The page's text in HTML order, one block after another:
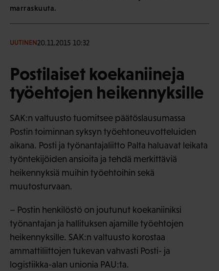
marraskuuta.
UUTINEN20.11.2015 10:32
Postilaiset koekaniineja
työehtojen heikennyksille
SAK:n valtuusto tuomitsee päätöslausumassa
Postin toiminnan syksyn työehtoneuvotteluiden
aikana. Posti ja työnantajaliitto Palta haluavat leikata
työntekijöiden ansioita ja tehdä merkittäviä
heikennyksiä muihin työehtoihin sekä
muutosturvaan.
– Postin henkilöstö on joutunut koekaniiniksi
työnantajan ja hallituksen ajamille työehtojen
heikennyksille. SAK:n valtuusto korostaa
ammattiliittojen tukevan vahvasti Posti- ja
logistiikka-alan unionia PAU:ta.